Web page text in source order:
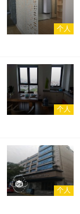
个人
个人
个人